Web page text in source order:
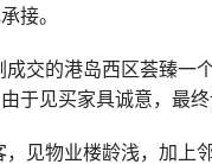
接。
成交的港岛西区荟臻一
于见买家具诚意，最
见物业楼龄浅，加上